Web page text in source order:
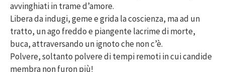
avvinghiati in trame d’amore.
Libera da indugi, geme e grida la coscienza, ma ad un
tratto, un ago freddo e piangente lacrime di morte,
buca, attraversando un ignoto che non c’è.
Polvere, soltanto polvere di tempi remoti in cui candide
membra non furon più!